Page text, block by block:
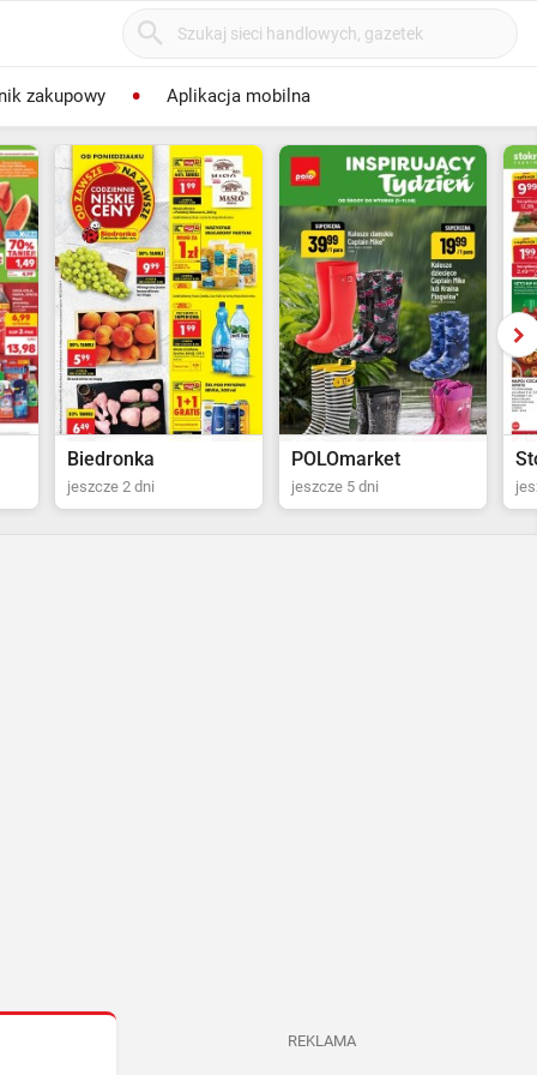
zakupowy Aplikacja mobilna
POLOmarket
jeszcze 5 dni jeszcze 6 dni
REKLAMA